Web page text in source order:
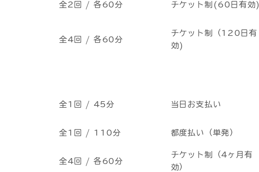
チケット制(60日有効)
全2回 / 各60分
チケット制（120日有
効)
全4回 / 各60分
当日お支払い
全1回 / 45分
都度払い（単発）
全1回 / 110分
チケット制（4ヶ月有
効）
全4回 / 各60分